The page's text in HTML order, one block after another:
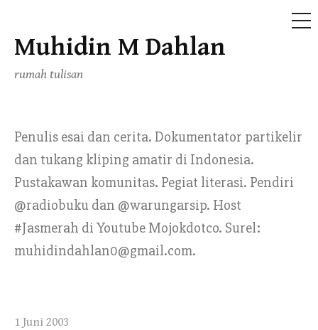
Skip
content
Muhidin M Dahlan
rumah tulisan
Penulis esai dan cerita. Dokumentator partikelir
dan tukang kliping amatir di Indonesia.
Pustakawan komunitas. Pegiat literasi. Pendiri
@radiobuku dan @warungarsip. Host
#Jasmerah di Youtube Mojokdotco. Surel:
muhidindahlan0@gmail.com.
1 Juni 2003